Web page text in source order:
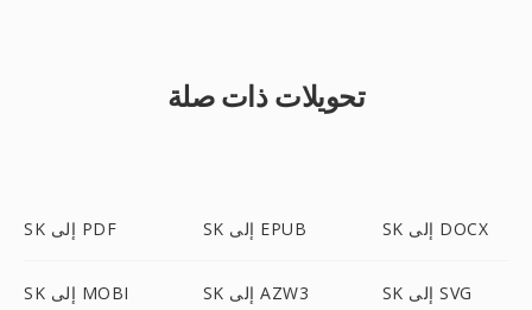
تحويلات ذات صلة
SK إلى PDF SK إلى EPUB SK إلى DOCX
SK إلى MOBI SK إلى AZW3 SK إلى SVG